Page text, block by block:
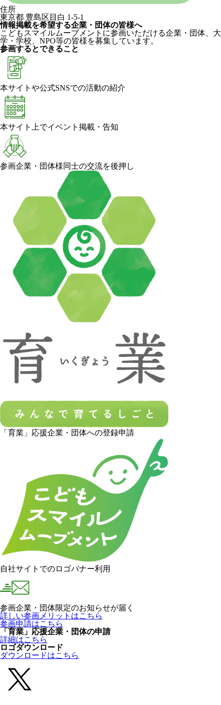
住所
東京都 豊島区目白 1-5-1
情報掲載を希望する企業・団体の皆様へ
こどもスマイルムーブメントに参画いただける企業・団体、大
学・学校、NPO等の皆様を募集しています。
参画するとできること
本サイトや公式SNSでの活動の紹介
本サイト上でイベント掲載・告知
参画企業・団体様同士の交流を後押し
「育業」応援企業・団体への登録申請
自社サイトでのロゴバナー利用
参画企業・団体限定のお知らせが届く
詳しい参画メリットはこちら
参画申請はこちら
「育業」応援企業・団体の申請
詳細はこちら
ロゴダウンロード
ダウンロードはこちら